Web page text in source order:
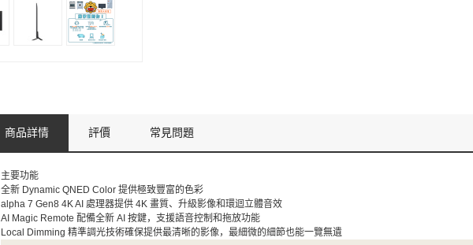
商品詳情 評價 常見問題
主要功能
全新 Dynamic QNED Color 提供極致豐富的色彩
alpha 7 Gen8 4K AI 處理器提供 4K 畫質、升級影像和環迴立體音效
AI Magic Remote 配備全新 AI 按鍵，支援語音控制和拖放功能
Local Dimming 精準調光技術確保提供最清晰的影像，最細微的細節也能一覽無遺